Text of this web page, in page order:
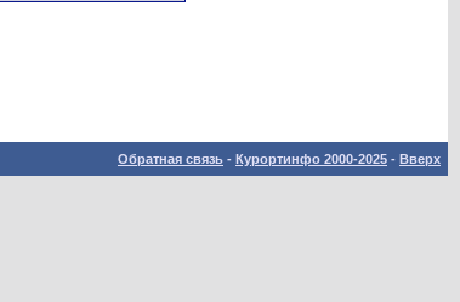
Обратная связь - Курортинфо 2000-2025 - Вверх